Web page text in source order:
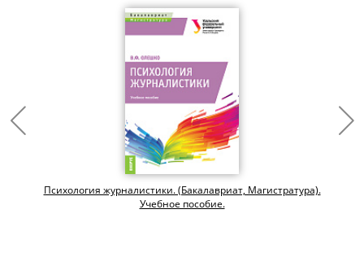
Психология журналистики. (Бакалавриат, Магистратура).
Учебное пособие.